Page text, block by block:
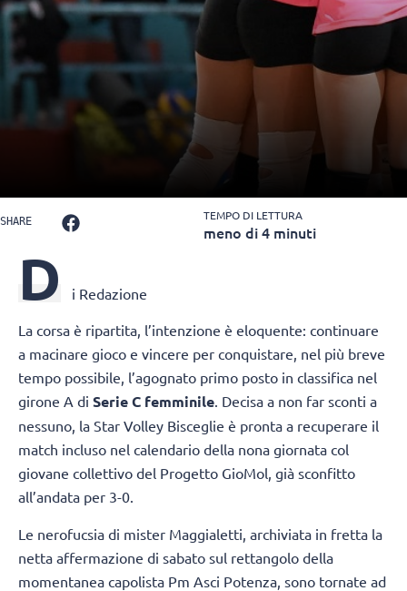
SHARE TEMPO DI LETTURA
meno di 4 minuti
D i Redazione
La corsa è ripartita, l’intenzione è eloquente: continuare
a macinare gioco e vincere per conquistare, nel più breve
tempo possibile, l’agognato primo posto in classifica nel
girone A di Serie C femminile. Decisa a non far sconti a
nessuno, la Star Volley Bisceglie è pronta a recuperare il
match incluso nel calendario della nona giornata col
giovane collettivo del Progetto GioMol, già sconfitto
all’andata per 3-0.
Le nerofucsia di mister Maggialetti, archiviata in fretta la
netta affermazione di sabato sul rettangolo della
momentanea capolista Pm Asci Potenza, sono tornate ad